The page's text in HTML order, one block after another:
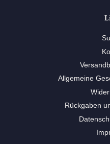
Allgemeine
Rückgaben